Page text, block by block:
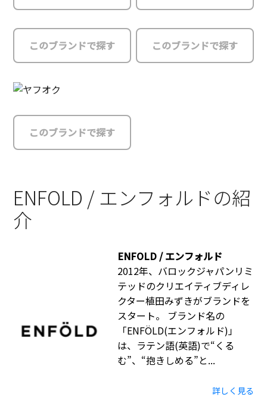
このブランドで探す このブランドで探す
このブランドで探す
ENFOLD / エンフォルドの紹
介
ENFOLD / エンフォルド
2012年、バロックジャパンリミ
テッドのクリエイティブディレ
クター植田みずきがブランドを
スタート。 ブランド名の
「ENFÖLD(エンフォルド)」
は、ラテン語(英語)で“くる
む”、“抱きしめる”と...
詳しく見る